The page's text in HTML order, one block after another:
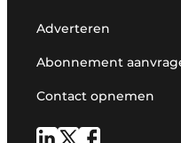
Adverteren
Abonnement
Contact opnemen